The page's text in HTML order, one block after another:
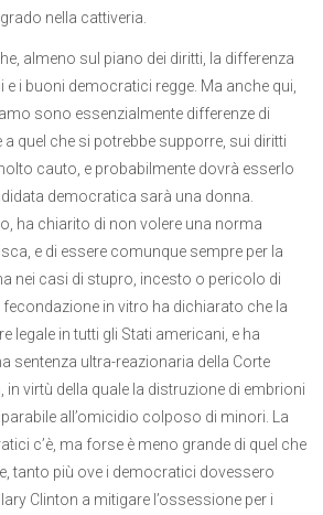
nella cattiveria.
almeno sul piano dei diritti, la differenza
e i buoni democratici regge. Ma anche qui,
sono essenzialmente differenze di
quel che si potrebbe supporre, sui diritti
cauto, e probabilmente dovrà esserlo
democratica sarà una donna.
ha chiarito di non volere una norma
e di essere comunque sempre per la
nei casi di stupro, incesto o pericolo di
fecondazione in vitro ha dichiarato che la
legale in tutti gli Stati americani, e ha
sentenza ultra-reazionaria della Corte
in virtù della quale la distruzione di embrioni
all’omicidio colposo di minori. La
c’è, ma forse è meno grande di quel che
tanto più ove i democratici dovessero
Clinton a mitigare l’ossessione per i